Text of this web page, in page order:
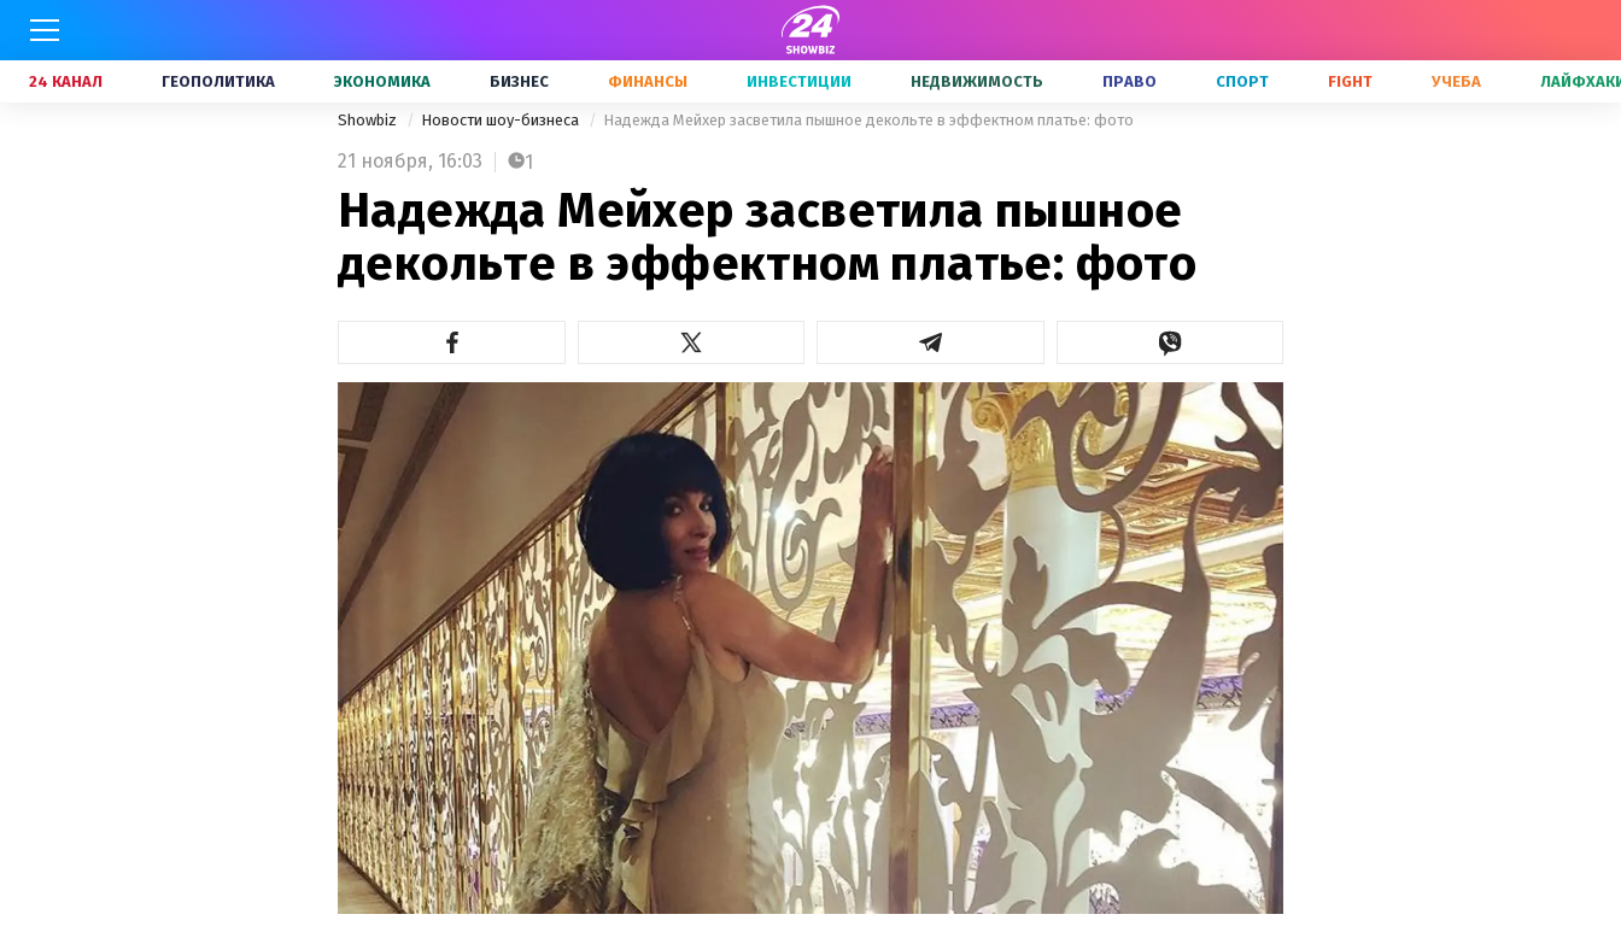
24 КАНАЛ ГЕОПОЛИТИКА ЭКОНОМИКА БИЗНЕС ФИНАНСЫ ИНВЕСТИЦИИ НЕДВИЖИМОСТЬ ПРАВО СПОРТ FIGHT УЧЕБА
Showbiz Новости шоу-бизнеса Надежда Мейхер засветила пышное декольте в эффектном платье: фото
21 ноября, 16:03 1
Надежда Мейхер засветила пышное
декольте в эффектном платье: фото